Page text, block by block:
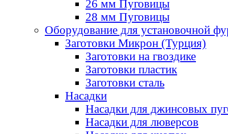
26 мм Пуговицы
28 мм Пуговицы
Оборудование для установочной
Заготовки Микрон (Турция)
Заготовки на гвоздике
Заготовки пластик
Заготовки сталь
Насадки
Насадки для джинсовых
Насадки для люверсов